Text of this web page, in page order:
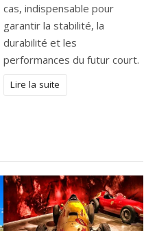
cas, indispensable pour
garantir la stabilité, la
durabilité et les
performances du futur court.
Lire la suite